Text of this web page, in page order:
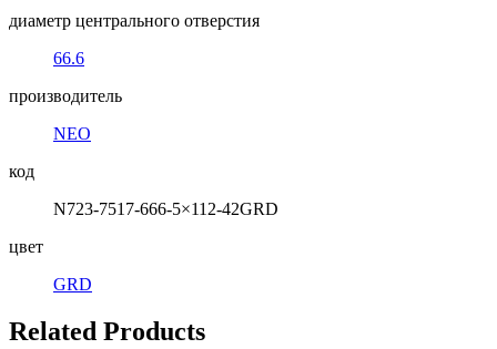
диаметр центрального отверстия
66.6
производитель
NEO
код
N723-7517-666-5×112-42GRD
цвет
GRD
Related Products